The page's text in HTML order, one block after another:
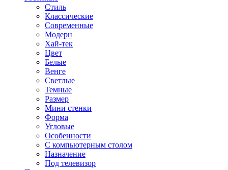
Стиль
Классические
Современные
Модерн
Хай-тек
Цвет
Белые
Венге
Светлые
Темные
Размер
Мини стенки
Форма
Угловые
Особенности
С компьютерным столом
Назначение
Под телевизор